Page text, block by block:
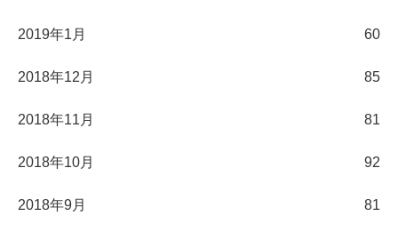
2019年1月 60
2018年12月 85
2018年11月 81
2018年10月 92
2018年9月 81